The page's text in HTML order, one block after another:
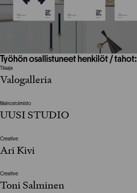
Työhön osallistuneet henkilöt / tahot:
Tilaaja
Valogalleria
Mainostoimisto
UUSI STUDIO
Creative
Ari Kivi
Creative
Toni Salminen